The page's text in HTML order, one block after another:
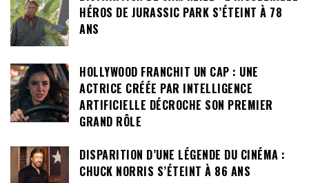
HÉROS DE JURASSIC PARK S’ÉTEINT À 78
ANS
HOLLYWOOD FRANCHIT UN CAP : UNE
ACTRICE CRÉÉE PAR INTELLIGENCE
ARTIFICIELLE DÉCROCHE SON PREMIER
GRAND RÔLE
DISPARITION D’UNE LÉGENDE DU CINÉMA :
CHUCK NORRIS S’ÉTEINT À 86 ANS